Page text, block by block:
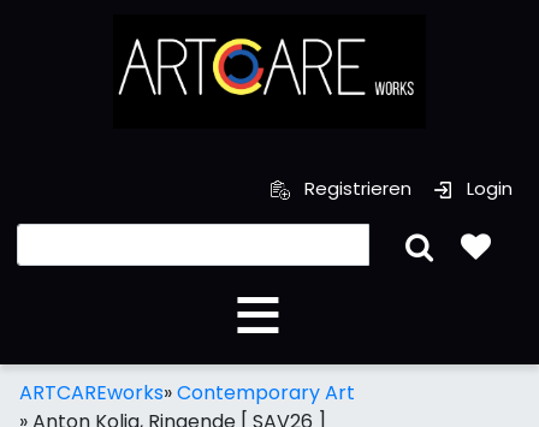
Registrieren Login
ARTCAREworks»Contemporary Art